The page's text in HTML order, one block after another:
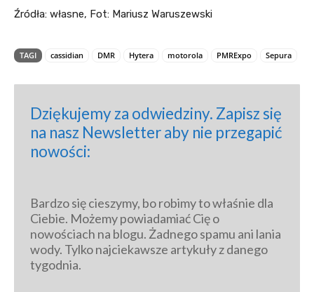
Źródła: własne, Fot: Mariusz Waruszewski
TAGI cassidian DMR Hytera motorola PMRExpo Sepura
Dziękujemy za odwiedziny. Zapisz się
na nasz Newsletter aby nie przegapić
nowości:
Bardzo się cieszymy, bo robimy to właśnie dla
Ciebie. Możemy powiadamiać Cię o
nowościach na blogu. Żadnego spamu ani lania
wody. Tylko najciekawsze artykuły z danego
tygodnia.